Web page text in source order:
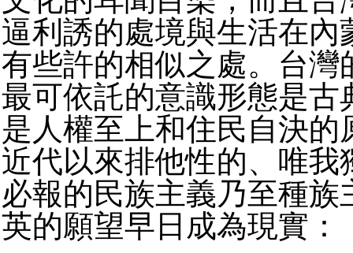
逼利誘的處境與生活在內
有些許的相似之處。台灣
最可依託的意識形態是古
是人權至上和住民自決的
近代以來排他性的、唯我
必報的民族主義乃至種族
英的願望早日成為現實：